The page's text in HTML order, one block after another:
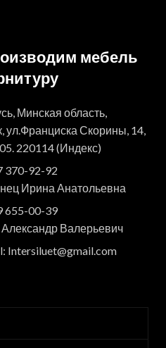
мебель
Минская область,
ул.Франциска Скорины, 14,
220114 (Индекс)
370-92-92
Ирина Анатольевна
655-00-39
Валерьевич
Intersiluet@gmail.com